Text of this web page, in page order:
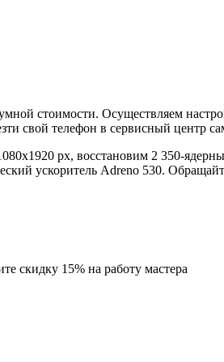
стоимости. Осуществляем
свой телефон в сервисный центр
px, восстановим 2 350-
ускоритель Adreno 530.
скидку 15% на работу мастера